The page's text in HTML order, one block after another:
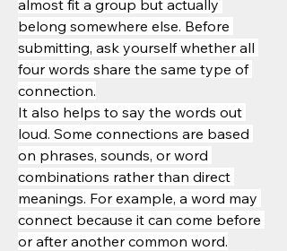
almost fit a group but actually
belong somewhere else. Before
submitting, ask yourself whether all
four words share the same type of
connection.
It also helps to say the words out
loud. Some connections are based
on phrases, sounds, or word
combinations rather than direct
meanings. For example, a word may
connect because it can come before
or after another common word.